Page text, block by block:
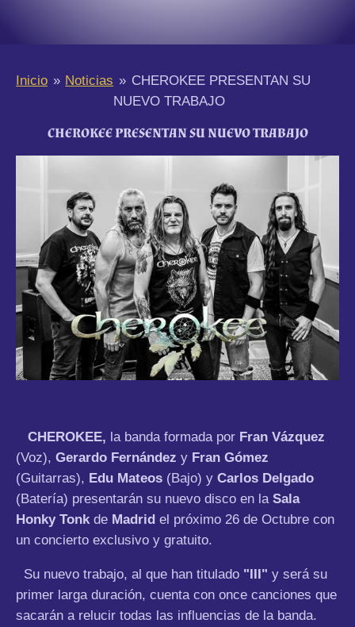
Inicio » Noticias » CHEROKEE PRESENTAN SU
NUEVO TRABAJO
CHEROKEE PRESENTAN SU NUEVO TRABAJO
CHEROKEE, la banda formada por Fran Vázquez
(Voz), Gerardo Fernández y Fran Gómez
(Guitarras), Edu Mateos (Bajo) y Carlos Delgado
(Batería) presentarán su nuevo disco en la Sala
Honky Tonkde Madrid el próximo 26 de Octubre con
un concierto exclusivo y gratuito.
Su nuevo trabajo, al que han titulado "III" y será su
primer larga duración, cuenta con once canciones que
sacarán a relucir todas las influencias de la banda.